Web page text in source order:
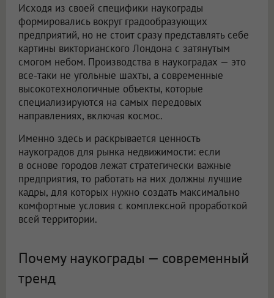
Исходя из своей специфики наукограды
формировались вокруг градообразующих
предприятий, но не стоит сразу представлять себе
картины викторианского Лондона с затянутым
смогом небом. Производства в наукоградах — это
все-таки не угольные шахты, а современные
высокотехнологичные объекты, которые
специализируются на самых передовых
направлениях, включая космос.
Именно здесь и раскрывается ценность
наукоградов для рынка недвижимости: если
в основе городов лежат стратегически важные
предприятия, то работать на них должны лучшие
кадры, для которых нужно создать максимально
комфортные условия с комплексной проработкой
всей территории.
Почему наукограды — современный
тренд